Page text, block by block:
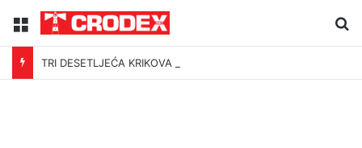
Menu
TRI DESETLJEĆA KRIKOVA OČAJNIKA